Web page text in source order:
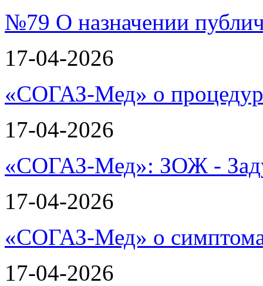
№79 О назначении
17-04-2026
«СОГАЗ-Мед» о
17-04-2026
«СОГАЗ-Мед»: ЗОЖ -
17-04-2026
«СОГАЗ-Мед» о
17-04-2026